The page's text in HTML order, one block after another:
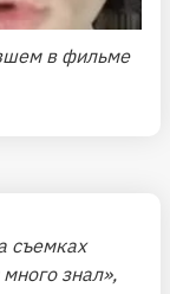
в фильме
съемках
знал»,